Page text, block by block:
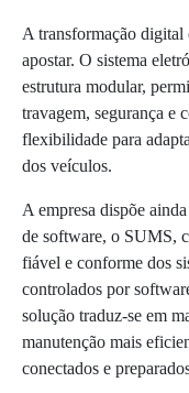
A transformação digital
apostar. O sistema
estrutura modular,
travagem, segurança e
flexibilidade para
dos veículos.
A empresa dispõe
de software, o SUMS,
fiável e conforme dos
controlados por
solução traduz-se em
manutenção mais
conectados e